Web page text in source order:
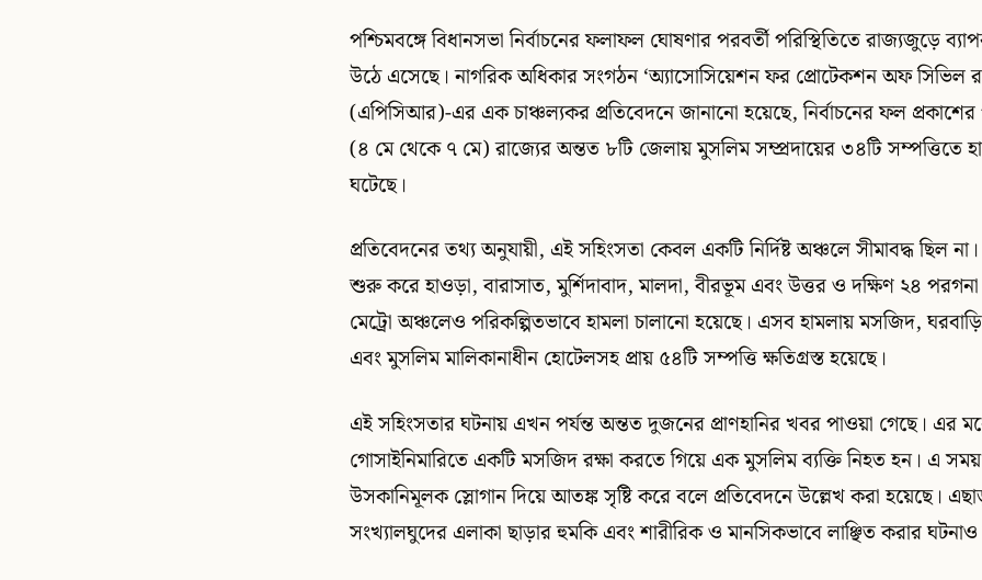
পশ্চিমবঙ্গে বিধানসভা নির্বাচনের ফলাফল ঘোষণার পরবর্তী পরিস্থিতিতে রাজ্যজুড়ে
উঠে এসেছে। নাগরিক অধিকার সংগঠন ‘অ্যাসোসিয়েশন ফর প্রোটেকশন অফ সিভিল
(এপিসিআর)-এর এক চাঞ্চল্যকর প্রতিবেদনে জানানো হয়েছে, নির্বাচনের ফল প্রকাশের
(৪ মে থেকে ৭ মে) রাজ্যের অন্তত ৮টি জেলায় মুসলিম সম্প্রদায়ের ৩৪টি সম্পত্তিতে
ঘটেছে।
প্রতিবেদনের তথ্য অনুযায়ী, এই সহিংসতা কেবল একটি নির্দিষ্ট অঞ্চলে সীমাবদ্ধ ছিল
শুরু করে হাওড়া, বারাসাত, মুর্শিদাবাদ, মালদা, বীরভূম এবং উত্তর ও দক্ষিণ ২৪
মেট্রো অঞ্চলেও পরিকল্পিতভাবে হামলা চালানো হয়েছে। এসব হামলায় মসজিদ, ঘরবাড়ি,
এবং মুসলিম মালিকানাধীন হোটেলসহ প্রায় ৫৪টি সম্পত্তি ক্ষতিগ্রস্ত হয়েছে।
এই সহিংসতার ঘটনায় এখন পর্যন্ত অন্তত দুজনের প্রাণহানির খবর পাওয়া গেছে। এর
গোসাইনিমারিতে একটি মসজিদ রক্ষা করতে গিয়ে এক মুসলিম ব্যক্তি নিহত হন। এ সময়
উসকানিমূলক স্লোগান দিয়ে আতঙ্ক সৃষ্টি করে বলে প্রতিবেদনে উল্লেখ করা হয়েছে।
সংখ্যালঘুদের এলাকা ছাড়ার হুমকি এবং শারীরিক ও মানসিকভাবে লাঞ্ছিত করার